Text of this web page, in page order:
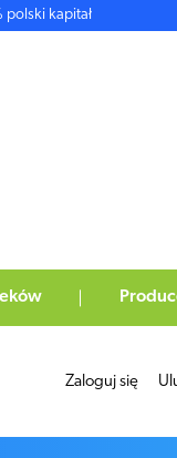
polski kapitał
Zaloguj się